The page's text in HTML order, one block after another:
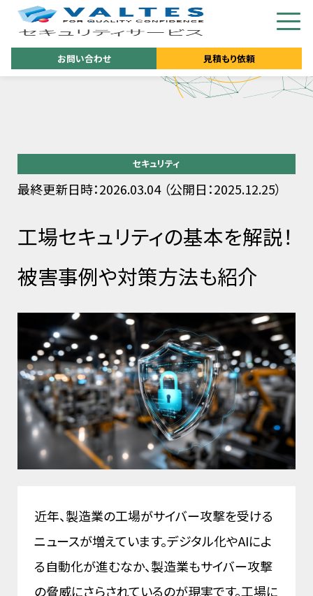
お問い合わせ 見積もり依頼
セキュリティ
最終更新日時：2026.03.04 （公開日：2025.12.25）
工場セキュリティの基本を解説！
被害事例や対策方法も紹介
近年、製造業の工場がサイバー攻撃を受ける
ニュースが増えています。デジタル化やAIによ
る自動化が進むなか、製造業もサイバー攻撃
の脅威にさらされているのが現実です。工場に